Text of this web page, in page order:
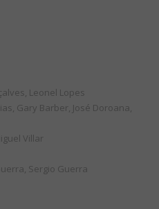
Leonel Lopes
Gary Barber, José Doroana,
Villar
Sergio Guerra